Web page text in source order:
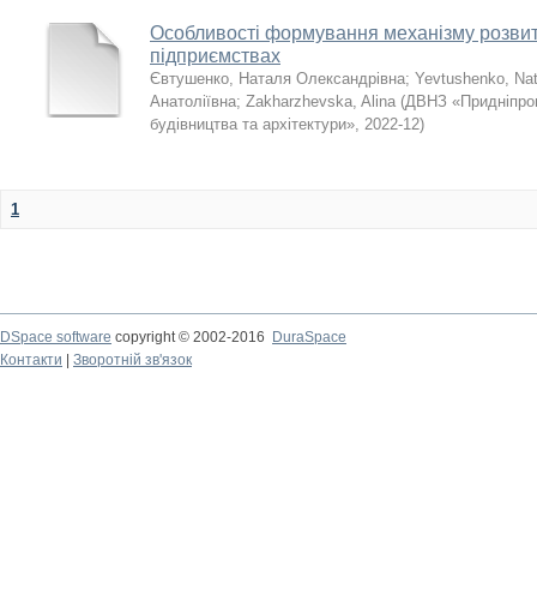
Особливості формування механізму
підприємствах
Євтушенко, Наталя Олександрівна; Yevtushenko,
Анатоліївна; Zakharzhevska, Alina (ДВНЗ
будівництва та архітектури», 2022-12)
1
DSpace software copyright © 2002-2016
DuraSpace
Контакти
Зворотній зв'язок